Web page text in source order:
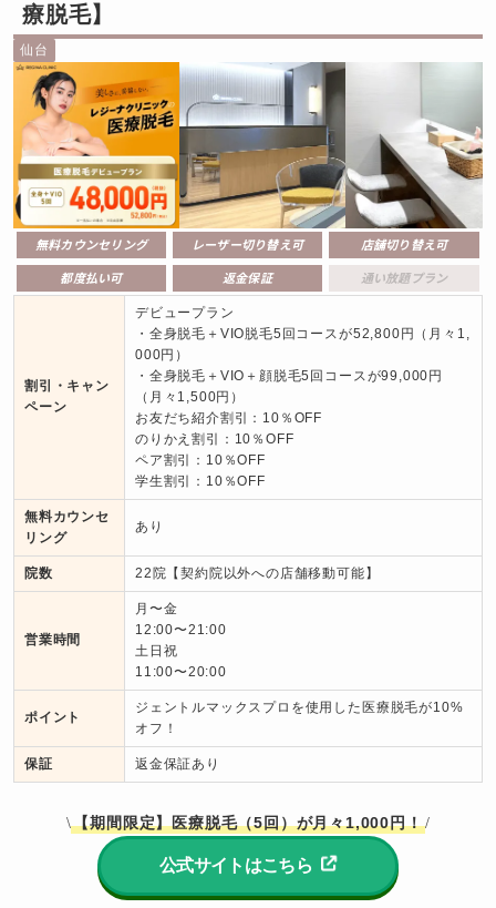
療脱毛】
仙台
無料カウンセリング レーザー切り替え可
店舗切り替え可
都度払い可
返金保証 通い放題プラン
割引・キャン
ペーン
デビュープラン
・全身脱毛＋VIO脱毛5回コースが52,800円（月々1,
000円）
・全身脱毛＋VIO＋顔脱毛5回コースが99,000円
（月々1,500円）
お友だち紹介割引：10％OFF
のりかえ割引：10％OFF
ペア割引：10％OFF
学生割引：10％OFF
無料カウンセ
リング
あり
院数 22院【契約院以外への店舗移動可能】
営業時間
月〜金
12:00〜21:00
土日祝
11:00〜20:00
ポイント
ジェントルマックスプロを使用した医療脱毛が10%
オフ！
保証 返金保証あり
\【期間限定】医療脱毛（5回）が月々1,000円！/
公式サイトはこちら